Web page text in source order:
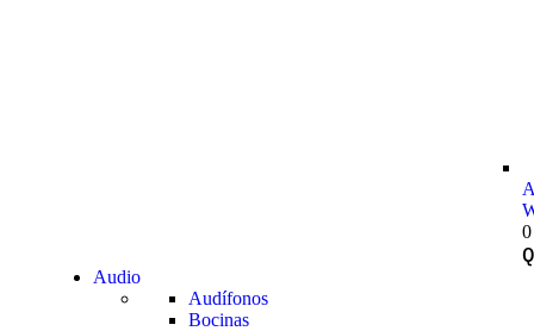
Q
Audio
Audífonos
Bocinas